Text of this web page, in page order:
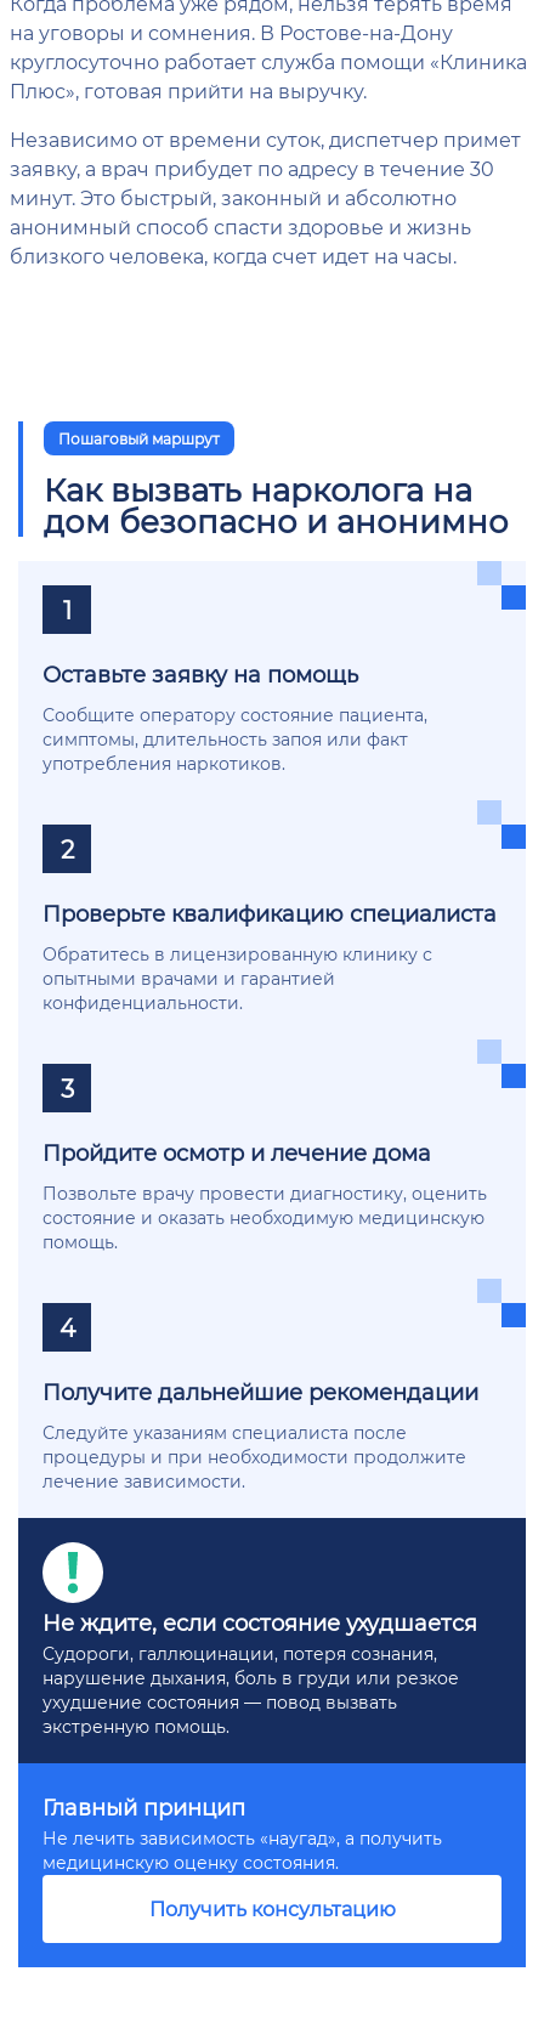
на уговоры и сомнения. В Ростове-на-Дону
круглосуточно работает служба помощи «Клиника
Плюс», готовая прийти на выручку.
Независимо от времени суток, диспетчер примет
заявку, а врач прибудет по адресу в течение 30
минут. Это быстрый, законный и абсолютно
анонимный способ спасти здоровье и жизнь
близкого человека, когда счет идет на часы.
Пошаговый маршрут
Как вызвать нарколога на
дом безопасно и анонимно
1
Оставьте заявку на помощь
Сообщите оператору состояние пациента,
симптомы, длительность запоя или факт
употребления наркотиков.
2
Проверьте квалификацию специалиста
Обратитесь в лицензированную клинику с
опытными врачами и гарантией
конфиденциальности.
3
Пройдите осмотр и лечение дома
Позвольте врачу провести диагностику, оценить
состояние и оказать необходимую медицинскую
помощь.
4
Получите дальнейшие рекомендации
Следуйте указаниям специалиста после
процедуры и при необходимости продолжите
лечение зависимости.
Не ждите, если состояние ухудшается
Судороги, галлюцинации, потеря сознания,
нарушение дыхания, боль в груди или резкое
ухудшение состояния — повод вызвать
экстренную помощь.
Главный принцип
Не лечить зависимость «наугад», а получить
медицинскую оценку состояния.
Получить консультацию